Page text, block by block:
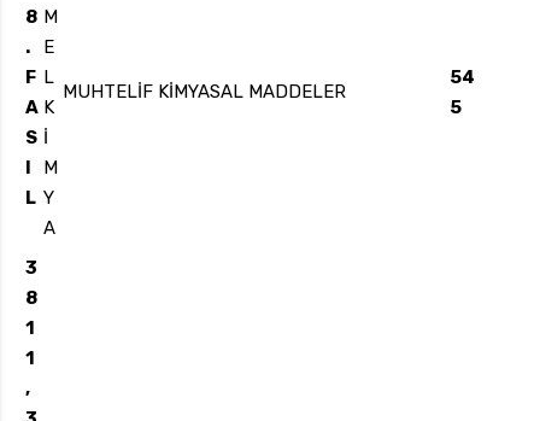
8
.
F
A
S
L
M
E
L
K
İ
M
Y
A
MUHTELİF KİMYASAL MADDELER
54
5
3
8
1
1
,